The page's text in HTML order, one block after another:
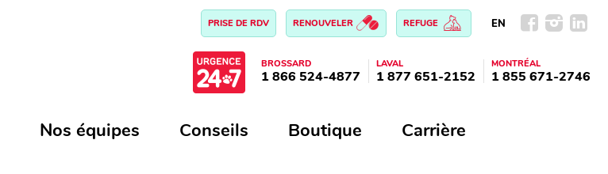
PRISE DE RDV RENOUVELER REFUGE EN
BROSSARD
1 866 524-4877
LAVAL
1 877 651-2152
MONTRÉAL
1 855 671-2746
Nos équipes Conseils Boutique Carrière